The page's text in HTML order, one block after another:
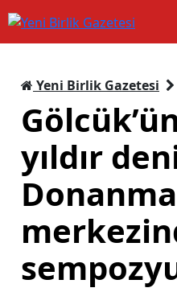
Yeni Birlik Gazetesi
yıldır